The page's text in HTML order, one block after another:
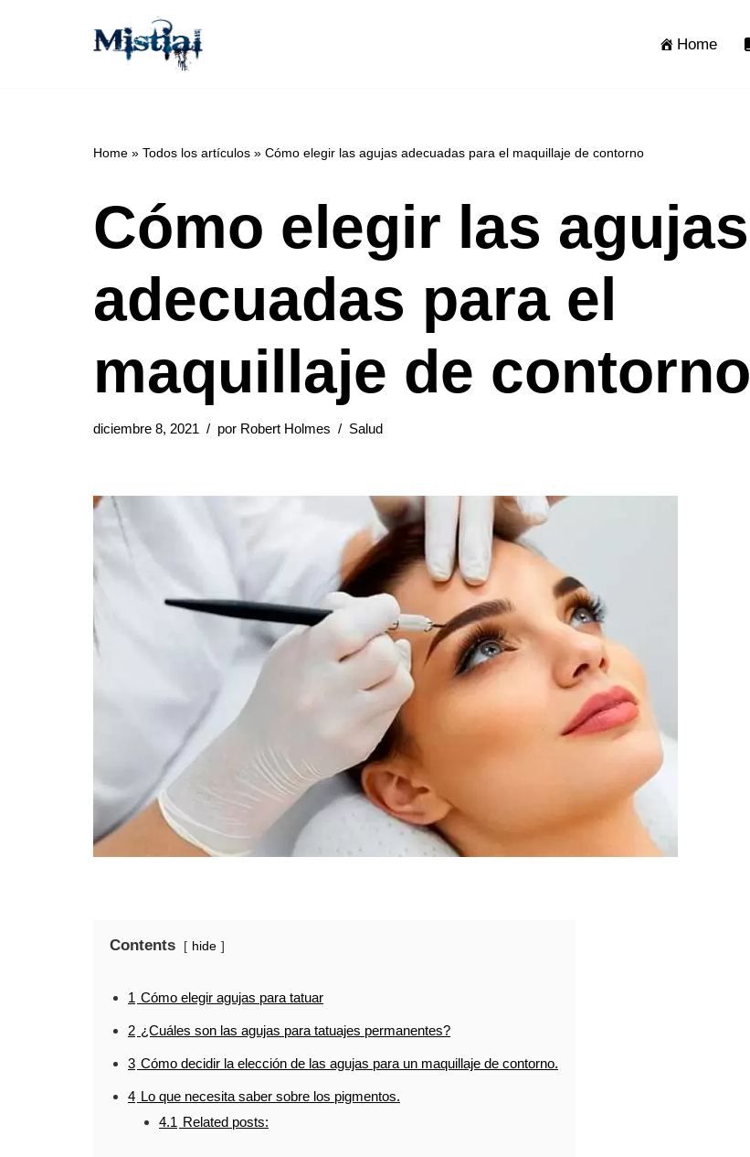
Home
Home » Todos los artículos » Cómo elegir las agujas adecuadas para el maquillaje de contorno
Cómo elegir las agujas
adecuadas para el
maquillaje de contorno
diciembre 8, 2021 por Robert Holmes Salud
Contents hide
1 Cómo elegir agujas para tatuar
2 ¿Cuáles son las agujas para tatuajes permanentes?
3 Cómo decidir la elección de las agujas para un maquillaje de contorno.
4 Lo que necesita saber sobre los pigmentos.
4.1 Related posts: